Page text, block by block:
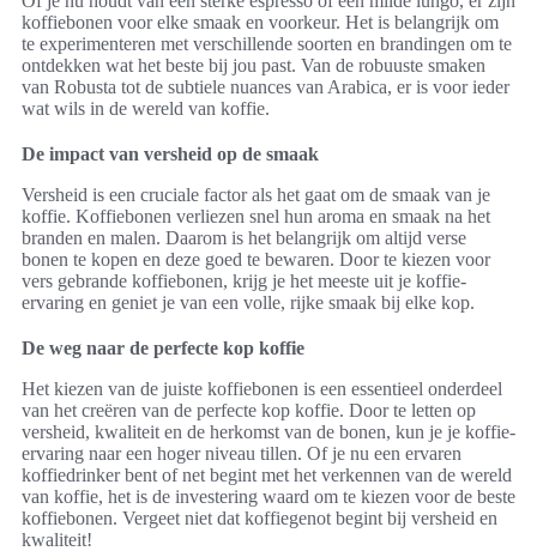
koffiebonen voor elke smaak en voorkeur. Het is belangrijk om
te experimenteren met verschillende soorten en brandingen om te
ontdekken wat het beste bij jou past. Van de robuuste smaken
van Robusta tot de subtiele nuances van Arabica, er is voor ieder
wat wils in de wereld van koffie.
De impact van versheid op de smaak
Versheid is een cruciale factor als het gaat om de smaak van je
koffie. Koffiebonen verliezen snel hun aroma en smaak na het
branden en malen. Daarom is het belangrijk om altijd verse
bonen te kopen en deze goed te bewaren. Door te kiezen voor
vers gebrande koffiebonen, krijg je het meeste uit je koffie-
ervaring en geniet je van een volle, rijke smaak bij elke kop.
De weg naar de perfecte kop koffie
Het kiezen van de juiste koffiebonen is een essentieel onderdeel
van het creëren van de perfecte kop koffie. Door te letten op
versheid, kwaliteit en de herkomst van de bonen, kun je je koffie-
ervaring naar een hoger niveau tillen. Of je nu een ervaren
koffiedrinker bent of net begint met het verkennen van de wereld
van koffie, het is de investering waard om te kiezen voor de beste
koffiebonen. Vergeet niet dat koffiegenot begint bij versheid en
kwaliteit!